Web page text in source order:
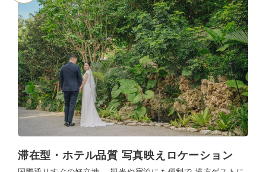
滞在型・ホテル品質 写真映えロケーション